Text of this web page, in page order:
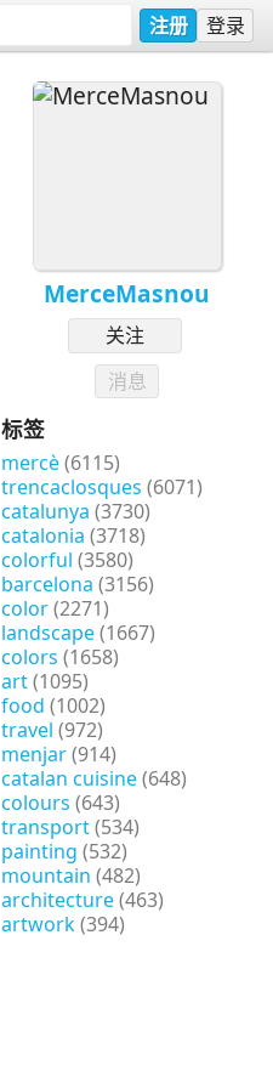
注册 登录
MerceMasnou
关注
消息
标签
mercè(6115)
trencaclosques (6071)
catalunya (3730)
catalonia (3718)
colorful (3580)
barcelona (3156)
color(2271)
landscape(1667)
colors (1658)
art(1095)
food (1002)
travel (972)
menjar(914)
catalan cuisine(648)
colours (643)
transport(534)
painting (532)
mountain (482)
architecture(463)
artwork(394)